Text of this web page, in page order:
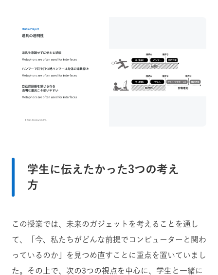
学生に伝えたかった3つの考え
方
この授業では、未来のガジェットを考えることを通し
て、「今、私たちがどんな前提でコンピューターと関わ
っているのか」を見つめ直すことに重点を置いていまし
た。その上で、次の3つの視点を中心に、学生と一緒に